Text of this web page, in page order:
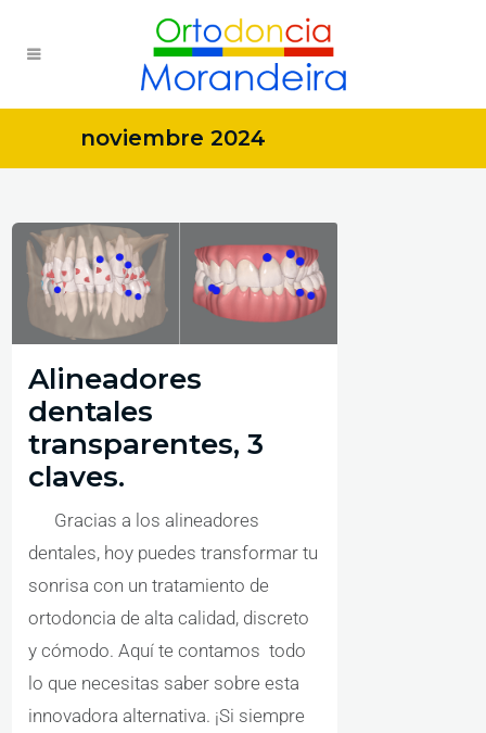
noviembre 2024
Alineadores
dentales
transparentes, 3
claves.
Gracias a los alineadores
dentales, hoy puedes transformar tu
sonrisa con un tratamiento de
ortodoncia de alta calidad, discreto
y cómodo. Aquí te contamos todo
lo que necesitas saber sobre esta
innovadora alternativa. ¡Si siempre